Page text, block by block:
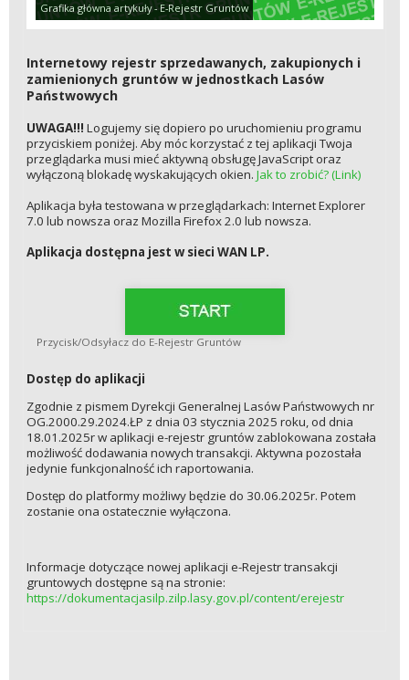
Grafika główna artykuły - E-Rejestr Gruntów
Internetowy rejestr sprzedawanych, zakupionych i
zamienionych gruntów w jednostkach Lasów
Państwowych
UWAGA!!! Logujemy się dopiero po uruchomieniu programu
przyciskiem poniżej. Aby móc korzystać z tej aplikacji Twoja
przeglądarka musi mieć aktywną obsługę JavaScript oraz
wyłączoną blokadę wyskakujących okien. Jak to zrobić? (Link)
Aplikacja była testowana w przeglądarkach: Internet Explorer
7.0 lub nowsza oraz Mozilla Firefox 2.0 lub nowsza.
Aplikacja dostępna jest w sieci WAN LP.
Przycisk/Odsyłacz do E-Rejestr Gruntów
Dostęp do aplikacji
Zgodnie z pismem Dyrekcji Generalnej Lasów Państwowych nr
OG.2000.29.2024.ŁP z dnia 03 stycznia 2025 roku, od dnia
18.01.2025r w aplikacji e-rejestr gruntów zablokowana została
możliwość dodawania nowych transakcji. Aktywna pozostała
jedynie funkcjonalność ich raportowania.
Dostęp do platformy możliwy będzie do 30.06.2025r. Potem
zostanie ona ostatecznie wyłączona.
Informacje dotyczące nowej aplikacji e-Rejestr transakcji
gruntowych dostępne są na stronie:
https://dokumentacjasilp.zilp.lasy.gov.pl/content/erejestr